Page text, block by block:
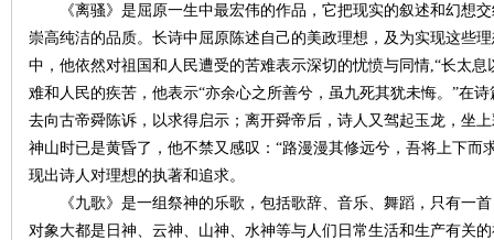
《离骚》是屈原一生中最宏伟的作品，它把现实的叙述和幻想交
崇高纯洁的品质。长诗中屈原陈述自己的美政理想，及为实现这些
中，他依然对祖国和人民遭受的苦难表示深切的忧愤与同情,“长太
难和人民的疾苦，他表示“亦余心之所善兮，虽九死其犹未悔。”在
去向古帝舜陈诉，以求得启示；离开舜帝后，诗人又驾起玉龙，坐
神山时已是黄昏了，他不禁又感叹：“路漫漫其修远兮，吾将上下而
现出诗人对理想的执著和追求。
《九歌》是一组祭神的乐歌，包括歌辞、音乐、舞蹈，只有一首
对象大都是日神、云神、山神、水神等与人们日常生活和生产有关